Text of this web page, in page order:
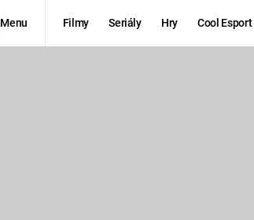
Menu Filmy Seriály Hry Cool Esport